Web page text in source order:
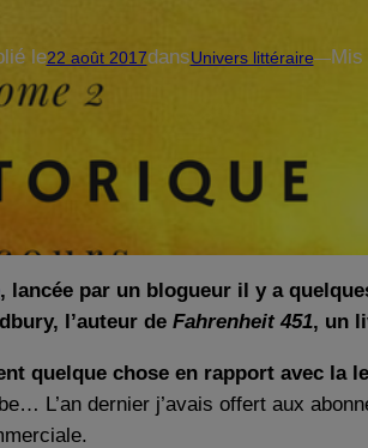
le22 août 2017dansUnivers littéraire—Mis
, lancée par un blogueur il y a
l’auteur de Fahrenheit 451, un
quelque chose en rapport avec la
L’an dernier j’avais offert aux